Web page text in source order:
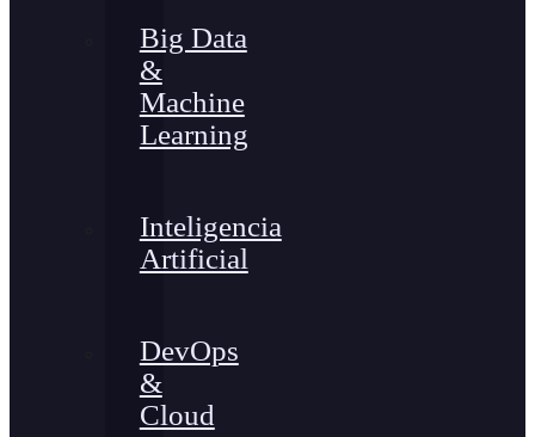
Big Data
&
Machine
Learning
Inteligencia
Artificial
DevOps
&
Cloud